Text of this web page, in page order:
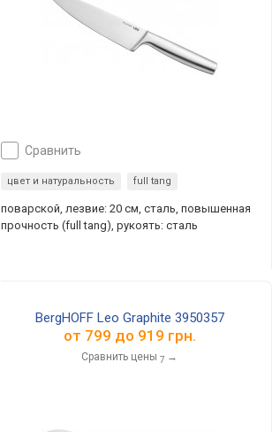
сравнить
цвет и натуральность full tang
поварской, лезвие: 20 см, сталь, повышенная
прочность (full tang), рукоять: сталь
BergHOFF Leo Graphite 3950357
от 799 до 919 грн.
Сравнить цены 7 →